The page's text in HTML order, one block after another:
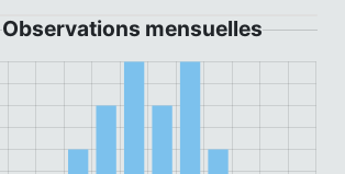
Observations mensuelles